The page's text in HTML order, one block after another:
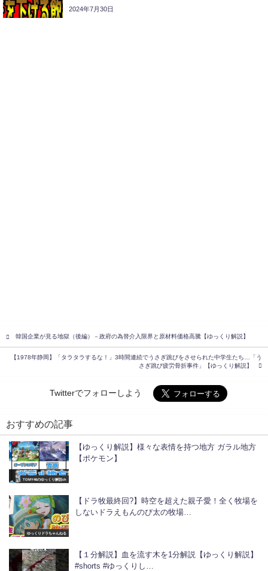
2024年7月30日
韓国企業が見る地獄（後編）－政府の為替介入限界と原材料価格高騰【ゆっくり解説】
【1978年静岡】「タラタラするな！」3時間連続でうさぎ跳びをさせられた中学生たち…「う
さぎ跳び疲労骨折事件」【ゆっくり解説】
Twitterでフォローしよう
おすすめの記事
TOMY46のゆっくり解説ch
【ゆっくり解説】様々な表情を持つ地方 ガラル地方
【ポケモン】
ゆっくりドラちゃんねる
【ドラ牧最終回?】時空を超えた親子愛！全く牧場を
しないドラえもんのび太の牧場…
【１分解説】血を流す木を1分解説【ゆっくり解説】
#shorts #ゆっくりし…